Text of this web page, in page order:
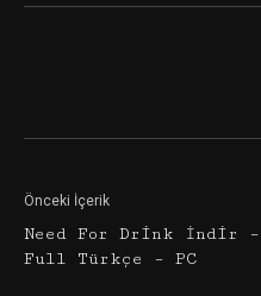
Önceki İçerik
Need For Drink İndir –
Full Türkçe – PC